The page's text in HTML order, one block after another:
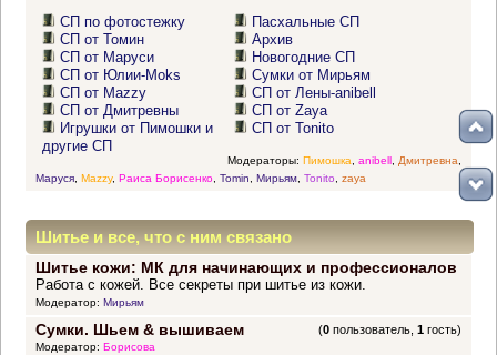
СП по фотостежку
СП от Томин
СП от Маруси
СП от Юлии-Moks
СП от Mazzy
СП от Дмитревны
Игрушки от Пимошки и
другие СП
Пасхальные СП
Архив
Новогодние СП
Сумки от Мирьям
СП от Лены-anibell
СП от Zaya
СП от Tonito
Модераторы: Пимошка anibell, Дмитревна
Маруся, Mazzy, Раиса Борисенко, Tomin Мирьям, Tonito zaya
Шитье и все, что с ним связано
Шитье кожи: МК для начинающих и профессионалов
Работа с кожей. Все секреты при шитье из кожи.
Модератор: Мирьям
Сумки. Шьем & вышиваем (0 пользователь,1 гость)
Модератор: Борисова